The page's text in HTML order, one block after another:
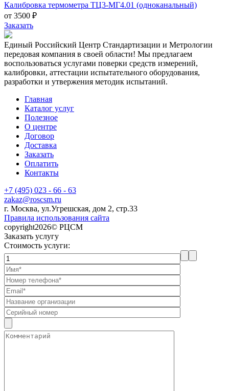
Калибровка термометра ТЦ3-МГ4.01 (одноканальный)
от 3500 ₽
Заказать
Единый Российский Центр Стандартизации и Метрологии
передовая компания в своей области! Мы предлагаем
воспользоваться услугами поверки средств измерений,
калибровки, аттестации испытательного оборудования,
разработки и утвержения методик испытаний.
Главная
Каталог услуг
Полезное
О центре
Договор
Доставка
Заказать
Оплатить
Контакты
+7 (495) 023 - 66 - 63
zakaz@roscsm.ru
г. Москва, ул.Угрешская, дом 2, стр.33
Правила использования сайта
copyright2026© РЦСМ
Заказать услугу
Стоимость услуги: